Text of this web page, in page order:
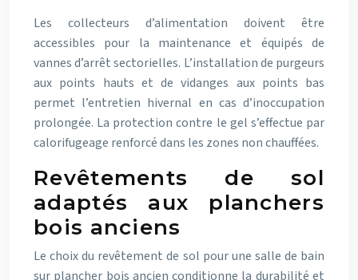
Les collecteurs d’alimentation doivent être
accessibles pour la maintenance et équipés de
vannes d’arrêt sectorielles. L’installation de purgeurs
aux points hauts et de vidanges aux points bas
permet l’entretien hivernal en cas d’inoccupation
prolongée. La protection contre le gel s’effectue par
calorifugeage renforcé dans les zones non chauffées.
Revêtements de sol
adaptés aux planchers
bois anciens
Le choix du revêtement de sol pour une salle de bain
sur plancher bois ancien conditionne la durabilité et